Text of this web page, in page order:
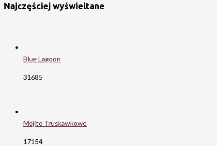
Najczęściej wyświeltane
Blue Lagoon
31685
Mojito Truskawkowe
17154